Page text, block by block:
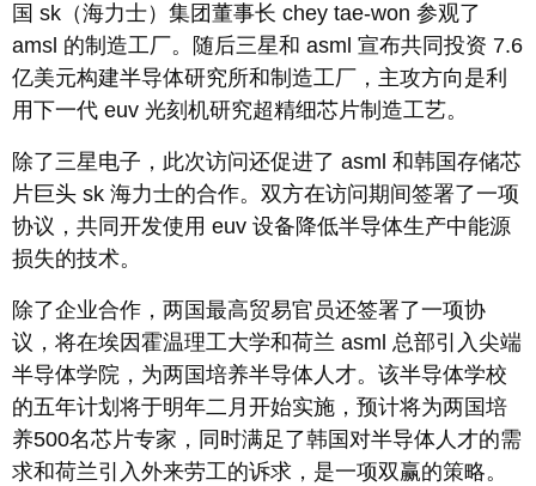
国 sk（海力士）集团董事长 chey tae-won 参观了
amsl 的制造工厂。随后三星和 asml 宣布共同投资 7.6
亿美元构建半导体研究所和制造工厂，主攻方向是利
用下一代 euv 光刻机研究超精细芯片制造工艺。
除了三星电子，此次访问还促进了 asml 和韩国存储芯
片巨头 sk 海力士的合作。双方在访问期间签署了一项
协议，共同开发使用 euv 设备降低半导体生产中能源
损失的技术。
除了企业合作，两国最高贸易官员还签署了一项协
议，将在埃因霍温理工大学和荷兰 asml 总部引入尖端
半导体学院，为两国培养半导体人才。该半导体学校
的五年计划将于明年二月开始实施，预计将为两国培
养500名芯片专家，同时满足了韩国对半导体人才的需
求和荷兰引入外来劳工的诉求，是一项双赢的策略。